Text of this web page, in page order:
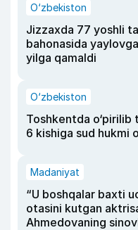
O‘zbekiston
Jizzaxda 77 yoshli
bahonasida
yilga qamaldi
O‘zbekiston
Toshkentda o‘pirilib
6 kishiga sud hukmi
Madaniyat
“U boshqalar baxti
otasini kutgan
Ahmedovaning